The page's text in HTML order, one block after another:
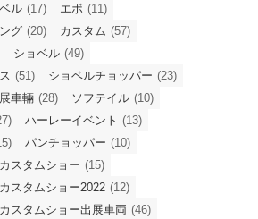
ル (17) エボ (11)
グ (20) カスタム (57)
ショベル (49)
(51) ショベルチョッパー (23)
車輛 (28) ソフテイル (10)
ハーレーイベント (13)
パンチョッパー (10)
スタムショー (15)
スタムショー2022 (12)
スタムショー出展車両 (46)